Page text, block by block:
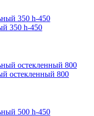
350 h-450
остекленный 800